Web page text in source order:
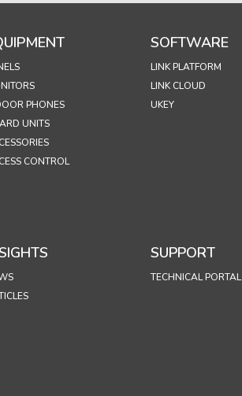
PHONES
UNITS
CONTROL
SOFTWARE
LINK PLATFORM
LINK CLOUD
UKEY
SUPPORT
TECHNICAL PORTAL